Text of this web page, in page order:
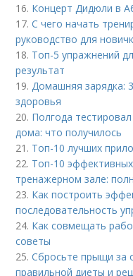
16. Концерт Дидюли в
17.С чего начать
руководство для
18. Топ-5 упражнений
результат
19. Домашняя зарядка:
здоровья
20. Полгода
дома: что получилось
21. Топ-10 лучших
22. Топ-10
тренажерном зале:
23. Как построить
последовательность
24. Как совмещать
советы
25.Сбросьте прыщи за
правильной диеты и